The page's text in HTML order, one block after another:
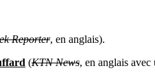
Reporter, en anglais).
(KTN News, en anglais avec